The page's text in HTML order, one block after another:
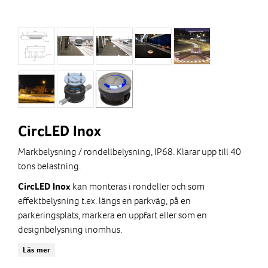
CircLED Inox
Markbelysning / rondellbelysning, IP68. Klarar upp till 40
tons belastning.
CircLED Inox kan monteras i rondeller och som
effektbelysning t.ex. längs en parkväg, på en
parkeringsplats, markera en uppfart eller som en
designbelysning inomhus.
LED-belysningen
Läs mer